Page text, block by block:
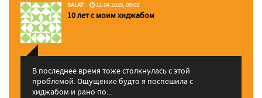
SALAT 11.04.2025, 09:02
10 лет с моим хиджабом
В последнее время тоже столкнулась с этой
проблемой. Ощущение будто я поспешила с
хиджабом и рано по...